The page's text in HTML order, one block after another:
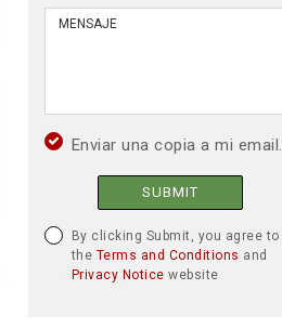
Enviar una copia a mi email.
SUBMIT
By clicking Submit, you agree to
the Terms and Conditions and
Privacy Notice website